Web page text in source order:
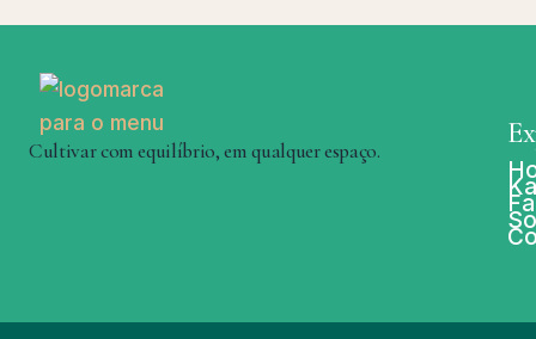
Cultivar com equilíbrio, em qualquer espaço.